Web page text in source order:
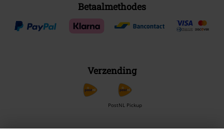
Betaalmethodes
Verzending
PostNL Pickup